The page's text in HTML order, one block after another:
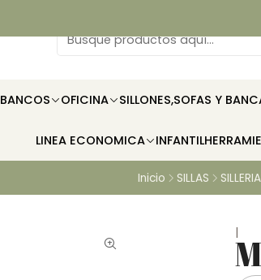
BANCOS OFICINA SILLONES,SOFAS Y
LINEA ECONOMICA INFANTIL
Inicio SILLAS SILLERIA
|